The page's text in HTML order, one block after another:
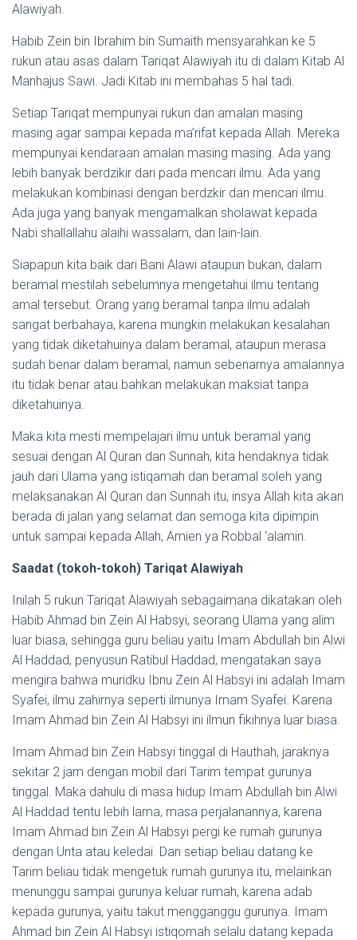
Alawiyah.
Habib Zein bin Ibrahim bin Sumaith mensyarahkan ke 5
rukun atau asas dalam Tariqat Alawiyah itu di dalam Kitab Al
Manhajus Sawi. Jadi Kitab ini membahas 5 hal tadi.
Setiap Tariqat mempunyai rukun dan amalan masing
masing agar sampai kepada ma’rifat kepada Allah. Mereka
mempunyai kendaraan amalan masing masing. Ada yang
lebih banyak berdzikir dari pada mencari ilmu. Ada yang
melakukan kombinasi dengan berdzkir dan mencari ilmu.
Ada juga yang banyak mengamalkan sholawat kepada
Nabi shallallahu alaihi wassalam, dan lain-lain.
Siapapun kita baik dari Bani Alawi ataupun bukan, dalam
beramal mestilah sebelumnya mengetahui ilmu tentang
amal tersebut. Orang yang beramal tanpa ilmu adalah
sangat berbahaya, karena mungkin melakukan kesalahan
yang tidak diketahuinya dalam beramal, ataupun merasa
sudah benar dalam beramal, namun sebenarnya amalannya
itu tidak benar atau bahkan melakukan maksiat tanpa
diketahuinya.
Maka kita mesti mempelajari ilmu untuk beramal yang
sesuai dengan Al Quran dan Sunnah, kita hendaknya tidak
jauh dari Ulama yang istiqamah dan beramal soleh yang
melaksanakan Al Quran dan Sunnah itu, insya Allah kita akan
berada di jalan yang selamat dan semoga kita dipimpin
untuk sampai kepada Allah, Amien ya Robbal ‘alamin.
Saadat (tokoh-tokoh) Tariqat Alawiyah
Inilah 5 rukun Tariqat Alawiyah sebagaimana dikatakan oleh
Habib Ahmad bin Zein Al Habsyi, seorang Ulama yang alim
luar biasa, sehingga guru beliau yaitu Imam Abdullah bin Alwi
Al Haddad, penyusun Ratibul Haddad, mengatakan saya
mengira bahwa muridku Ibnu Zein Al Habsyi ini adalah Imam
Syafei, ilmu zahirnya seperti ilmunya Imam Syafei. Karena
Imam Ahmad bin Zein Al Habsyi ini ilmun fikihnya luar biasa.
Imam Ahmad bin Zein Habsyi tinggal di Hauthah, jaraknya
sekitar 2 jam dengan mobil dari Tarim tempat gurunya
tinggal. Maka dahulu di masa hidup Imam Abdullah bin Alwi
Al Haddad tentu lebih lama, masa perjalanannya, karena
Imam Ahmad bin Zein Al Habsyi pergi ke rumah gurunya
dengan Unta atau keledai. Dan setiap beliau datang ke
Tarim beliau tidak mengetuk rumah gurunya itu, melainkan
menunggu sampai gurunya keluar rumah, karena adab
kepada gurunya, yaitu takut mengganggu gurunya. Imam
Ahmad bin Zein Al Habsyi istiqomah selalu datang kepada